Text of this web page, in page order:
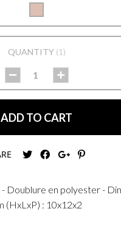
QUANTITY 1
ADD TO CART
Doublure en polyester -
(HxLxP) : 10x12x2